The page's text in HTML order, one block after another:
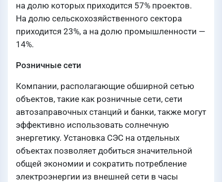
на долю которых приходится 57% проектов.
На долю сельскохозяйственного сектора
приходится 23%, а на долю промышленности —
14%.
Розничные сети
Компании, располагающие обширной сетью
объектов, такие как розничные сети, сети
автозаправочных станций и банки, также могут
эффективно использовать солнечную
энергетику. Установка СЭС на отдельных
объектах позволяет добиться значительной
общей экономии и сократить потребление
электроэнергии из внешней сети в часы